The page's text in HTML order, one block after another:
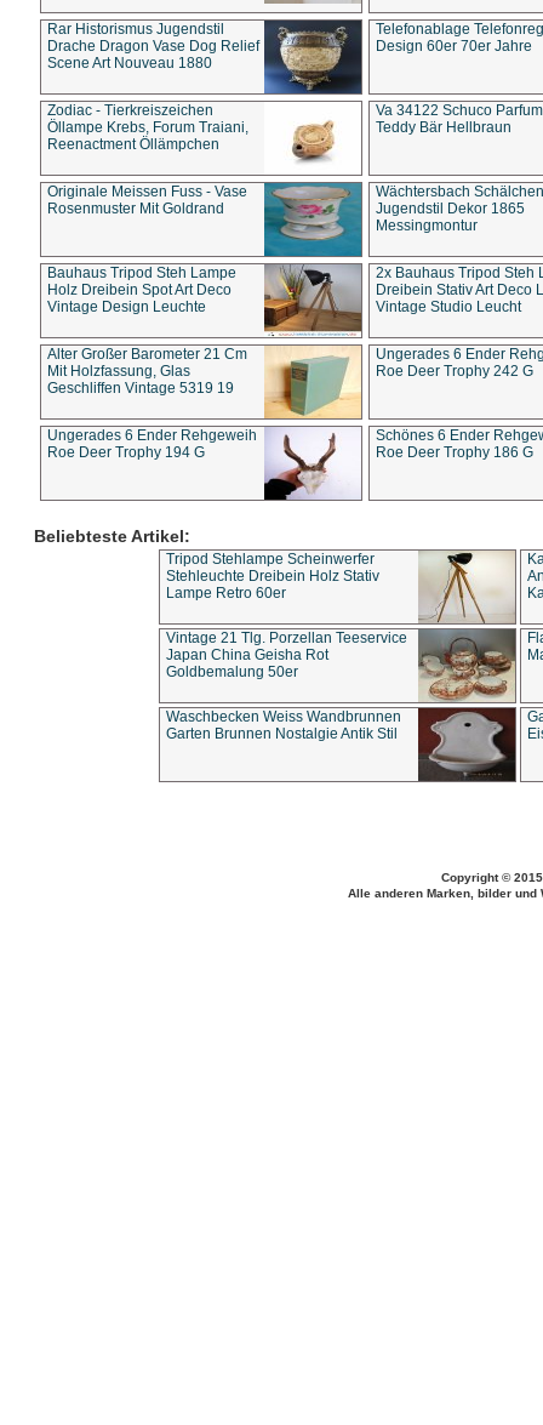
Rar Historismus Jugendstil
Drache Dragon Vase Dog Relief
Scene Art Nouveau 1880
Telefonablage
Design 60er 70er Jahre
Zodiac - Tierkreiszeichen
Öllampe Krebs, Forum Traiani,
Reenactment Öllämpchen
Va 34122 Schuco
Teddy Bär Hellbraun
Originale Meissen Fuss - Vase
Rosenmuster Mit Goldrand
Wächtersbach Schälchen
Jugendstil Dekor 1865
Messingmontur
Bauhaus Tripod Steh Lampe
Holz Dreibein Spot Art Deco
Vintage Design Leuchte
2x Bauhaus Tripod Steh
Dreibein Stativ Art Deco
Vintage Studio Leucht
Alter Großer Barometer 21 Cm
Mit Holzfassung, Glas
Geschliffen Vintage 5319 19
Ungerades 6 Ender
Roe Deer Trophy 242 G
Ungerades 6 Ender Rehgeweih
Roe Deer Trophy 194 G
Schönes 6 Ender
Roe Deer Trophy 186 G
Beliebteste Artikel:
Tripod Stehlampe Scheinwerfer
Stehleuchte Dreibein Holz Stativ
Lampe Retro 60er
Vintage 21 Tlg. Porzellan Teeservice
Japan China Geisha Rot
Goldbemalung 50er
Waschbecken Weiss Wandbrunnen
Garten Brunnen Nostalgie Antik Stil
Copyright ©
Alle anderen Marken, bilder und